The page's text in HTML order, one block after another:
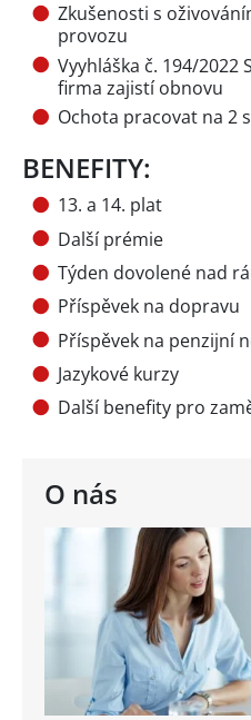
O nás
Zkušenosti s
provozu
Vyyhláška č. 194/2022
firma zajistí obnovu
Ochota pracovat na 2
BENEFITY:
13. a 14. plat
Další prémie
Týden dovolené nad
Příspěvek na dopravu
Příspěvek na penzijní
Jazykové kurzy
Další benefity pro